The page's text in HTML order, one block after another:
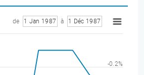
de 1 Jan 1987 à 1 Déc 1987
-0.2%